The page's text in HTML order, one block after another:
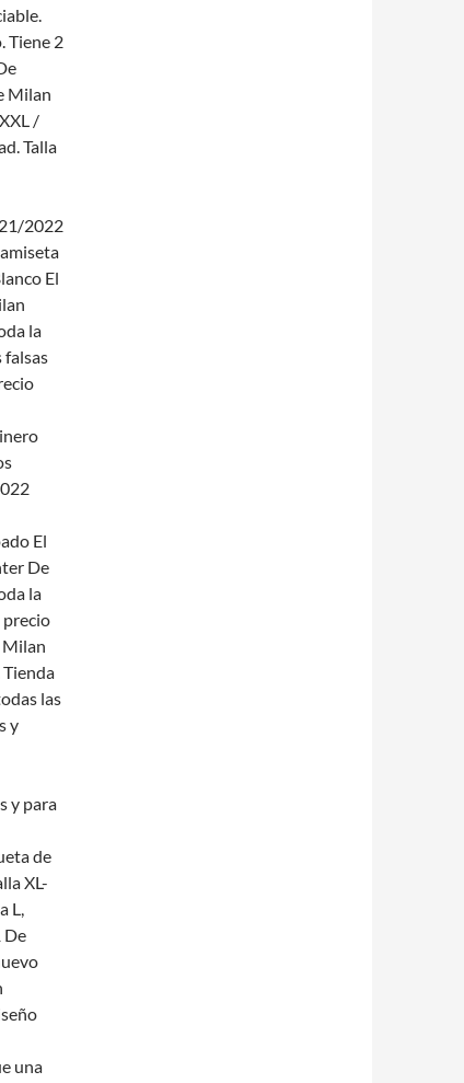
Tiene 2
Milan
/
Talla
2022
El
la
falsas
El
De
la
precio
Milan
las
y
y para
de
XL-
L,
De
una